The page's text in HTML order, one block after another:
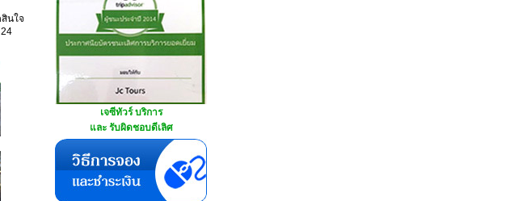
นใจ
เจซีทัวร์ บริการ
และ รับผิดชอบดีเลิศ